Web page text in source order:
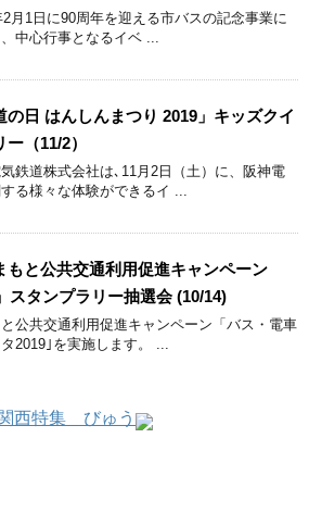
2月1日に90周年を迎える市バスの記念事業に
中心行事となるイベ ...
の日 はんしんまつり 2019」キッズクイ
ー（11/2）
鉄道株式会社は､11月2日（土）に、阪神電
る様々な体験ができるイ ...
もと公共交通利用促進キャンペーン
スタンプラリー抽選会 (10/14)
と公共交通利用促進キャンペーン「バス・電車
2019｣を実施します。 ...